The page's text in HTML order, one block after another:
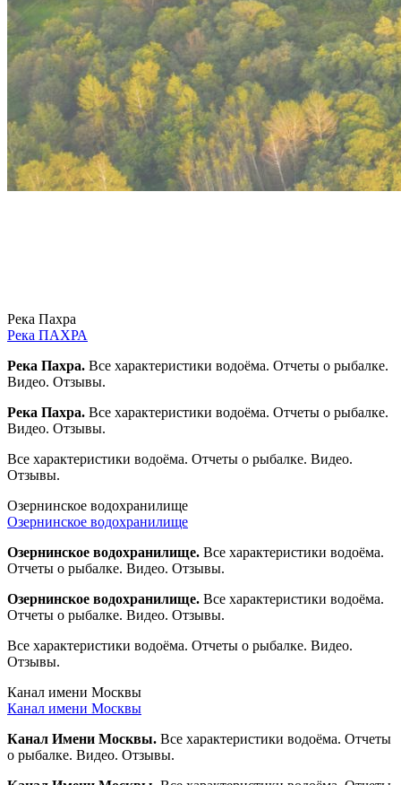
Река Пахра
Река ПАХРА
Река Пахра. Все характеристики водоёма. Отчеты о рыбалке.
Видео. Отзывы.
Река Пахра. Все характеристики водоёма. Отчеты о рыбалке.
Видео. Отзывы.
Все характеристики водоёма. Отчеты о рыбалке. Видео.
Отзывы.
Озернинское водохранилище
Озернинское водохранилище
Озернинское водохранилище. Все характеристики водоёма.
Отчеты о рыбалке. Видео. Отзывы.
Озернинское водохранилище. Все характеристики водоёма.
Отчеты о рыбалке. Видео. Отзывы.
Все характеристики водоёма. Отчеты о рыбалке. Видео.
Отзывы.
Канал имени Москвы
Канал имени Москвы
Канал Имени Москвы. Все характеристики водоёма. Отчеты
о рыбалке. Видео. Отзывы.